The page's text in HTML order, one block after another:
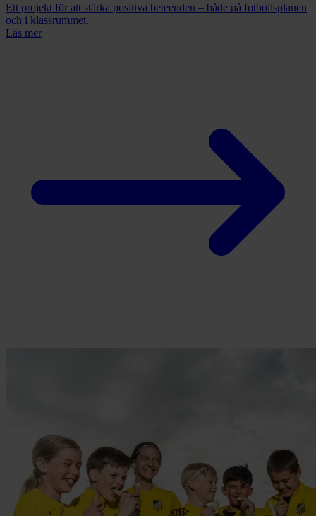
Ett projekt för att stärka positiva beteenden – både på fotbollsplanen
och i klassrummet.
Läs mer